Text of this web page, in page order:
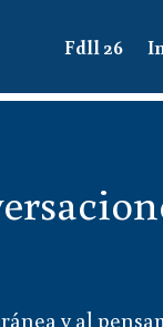
Fdll 26
y al